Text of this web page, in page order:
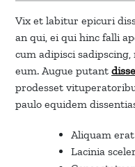
Vix et labitur epicuri
an qui, ei qui hinc falli
cum adipisci
eum. Augue putant
prodesset
paulo equidem
Aliquam
Lacinia